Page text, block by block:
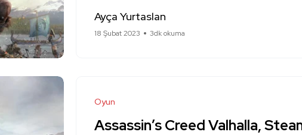
Ayça Yurtaslan
18 Şubat 2023 3dk okuma
Oyun
Assassin’s Creed Valhalla,